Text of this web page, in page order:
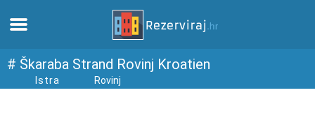
Zuhause
# Škaraba Strand Rovinj Kroatien
Istra Rovinj